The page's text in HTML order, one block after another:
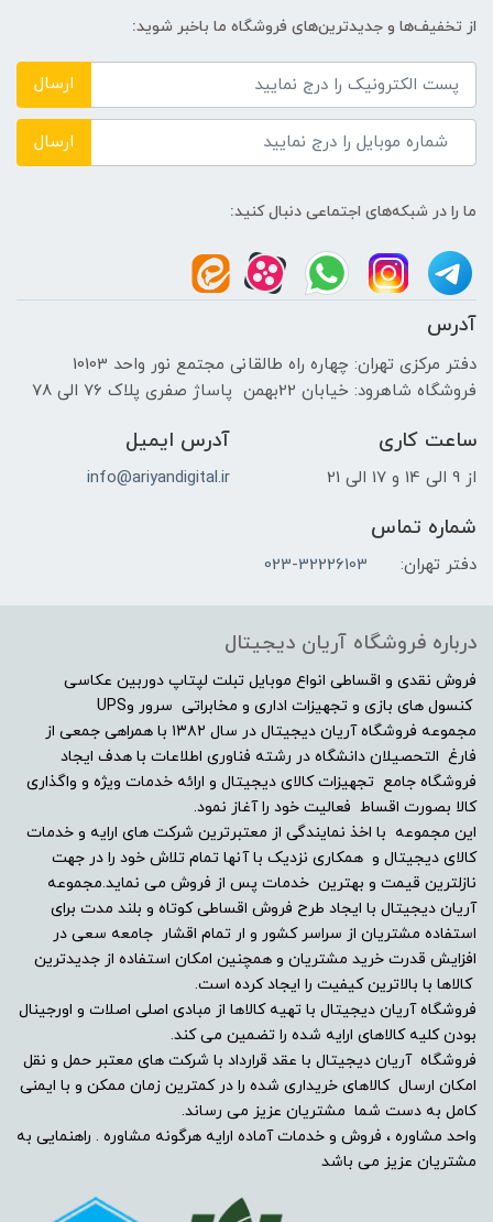
از تخفیف‌ها و جدیدترین‌های فروشگاه ما باخبر شوید:
ارسال
ارسال
ما را در شبکه‌های اجتماعی دنبال کنید:
آدرس
دفتر مرکزی تهران: چهاره راه طالقانی مجتمع نور واحد 10103
فروشگاه شاهرود: خیابان 22بهمن پاساژ صفری پلاک 76 الی 78
ساعت کاری
از 9 الی 14 و 17 الی 21
آدرس ایمیل
info@ariyandigital.ir
شماره تماس
دفتر تهران: 023-32226103
درباره فروشگاه آریان دیجیتال
فروش نقدی و اقساطی انواع موبایل تبلت لپتاپ دوربین عکاسی
کنسول های بازی و تجهیزات اداری و مخابراتی سرور وUPS
مجموعه فروشگاه آریان دیجیتال در سال ۱۳۸۲ با همراهی جمعی از
فارغ التحصیلان دانشگاه در رشته فناوری اطلاعات با هدف ایجاد
فروشگاه جامع تجهیزات کالای دیجیتال و ارائه خدمات ویژه و واگذاری
کالا بصورت اقساط فعالیت خود را آغاز نمود.
این مجموعه با اخذ نمایندگی از معتبرترین شرکت های ارایه و خدمات
کالای دیجیتال و همکاری نزدیک با آنها تمام تلاش خود را در جهت
نازلترین قیمت و بهترین خدمات پس از فروش می نماید.مجموعه
آریان دیجیتال با ایجاد طرح فروش اقساطی کوتاه و بلند مدت برای
استفاده مشتریان از سراسر کشور و ار تمام اقشار جامعه سعی در
افزایش قدرت خرید مشتریان و همچنین امکان استفاده از جدیدترین
کالاها با بالاترین کیفیت را ایجاد کرده است.
فروشگاه آریان دیجیتال با تهیه کالاها از مبادی اصلی اصلات و اورجینال
بودن کلیه کالاهای ارایه شده را تضمین می کند.
فروشگاه آریان دیجیتال با عقد قرارداد با شرکت های معتبر حمل و نقل
امکان ارسال کالاهای خریداری شده را در کمترین زمان ممکن و با ایمنی
کامل به دست شما مشتریان عزیز می رساند.
واحد مشاوره ، فروش و خدمات آماده ارایه هرگونه مشاوره . راهنمایی به
مشتریان عزیز می باشد